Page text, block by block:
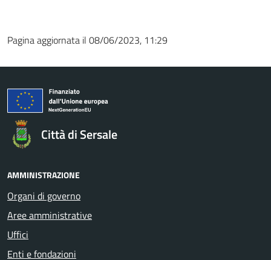
Pagina aggiornata il 08/06/2023, 11:29
Città di Sersale
AMMINISTRAZIONE
Organi di governo
Aree amministrative
Uffici
Enti e fondazioni